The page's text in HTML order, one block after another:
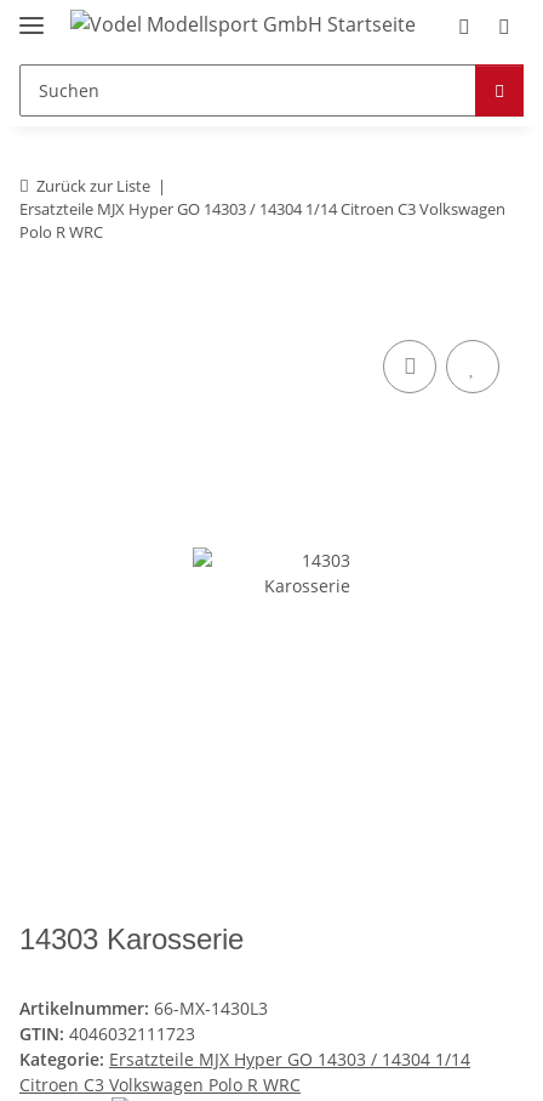
Zurück zur Liste
Ersatzteile MJX Hyper GO 14303 / 14304 1/14 Citroen C3 Volkswagen
Polo R WRC
14303 Karosserie
Artikelnummer: 66-MX-1430L3
GTIN: 4046032111723
Kategorie: Ersatzteile MJX Hyper GO 14303 / 14304 1/14
Citroen C3 Volkswagen Polo R WRC